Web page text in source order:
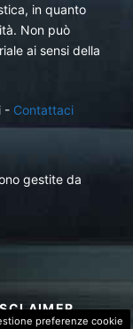
in quanto
Non può
ai sensi della
- Contattaci
gestite da
preferenze cookie